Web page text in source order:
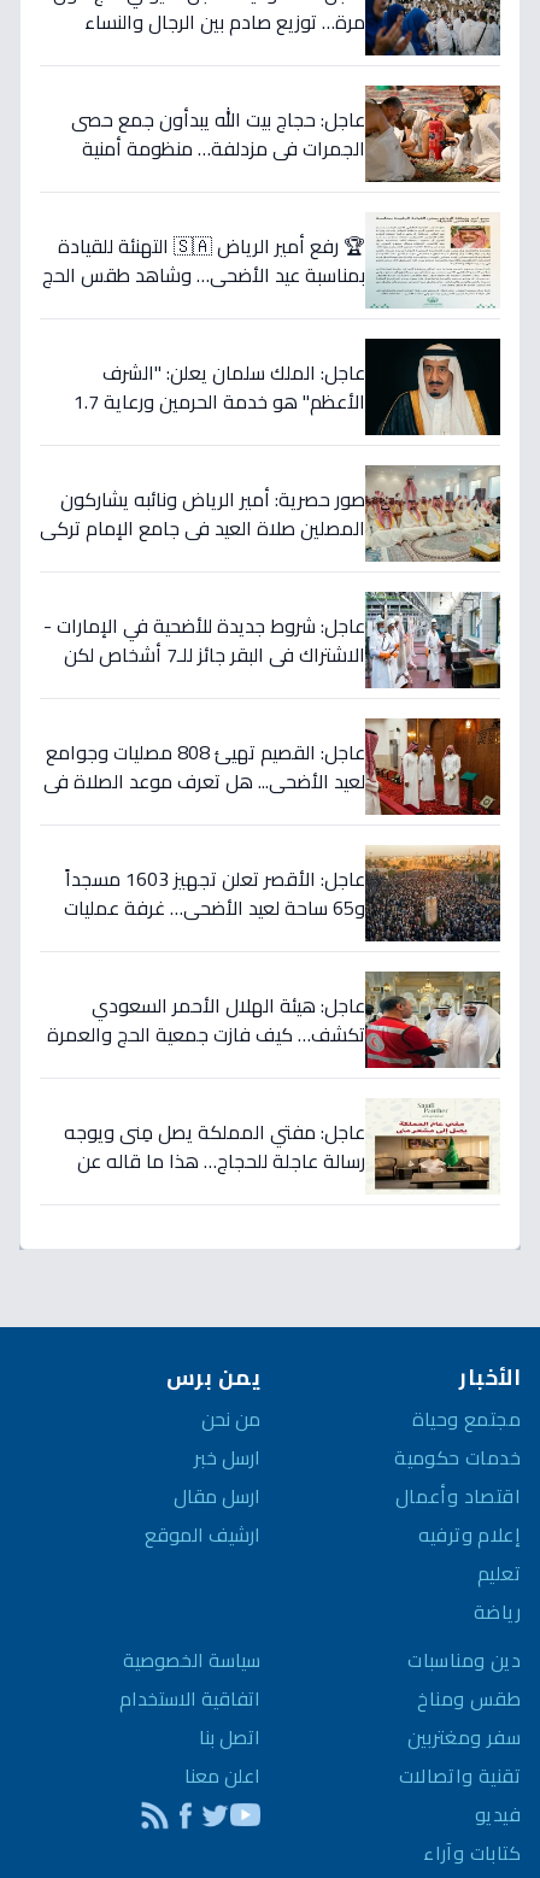
مرة… توزيع صادم بين الرجال والنساء
عاجل: حجاج بيت الله يبدأون جمع حصى
الجمرات في مزدلفة… منظومة أمنية
🏆 رفع أمير الرياض 🇸🇦 التهنئة للقيادة
بمناسبة عيد الأضحى… وشاهد طقس الحج
عاجل: الملك سلمان يعلن: "الشرف
الأعظم" هو خدمة الحرمين ورعاية 1.7
صور حصرية: أمير الرياض ونائبه يشاركون
المصلين صلاة العيد في جامع الإمام تركي
عاجل: شروط جديدة للأضحية في الإمارات -
الاشتراك في البقر جائز للـ7 أشخاص لكن
عاجل: القصيم تهيئ 808 مصليات وجوامع
لعيد الأضحى... هل تعرف موعد الصلاة في
عاجل: الأقصر تعلن تجهيز 1603 مسجداً
و65 ساحة لعيد الأضحى… غرفة عمليات
عاجل: هيئة الهلال الأحمر السعودي
تكشف… كيف فازت جمعية الحج والعمرة
عاجل: مفتي المملكة يصل مِنى ويوجه
رسالة عاجلة للحجاج… هذا ما قاله عن
الأخبار
مجتمع وحياة
خدمات حكومية
اقتصاد وأعمال
إعلام وترفيه
تعليم
رياضة
دين ومناسبات
طقس ومناخ
سفر ومغتربين
تقنية واتصالات
فيديو
كتابات وآراء
يمن برس
من نحن
ارسل خبر
ارسل مقال
ارشيف الموقع
سياسة الخصوصية
اتفاقية الاستخدام
اتصل بنا
اعلن معنا